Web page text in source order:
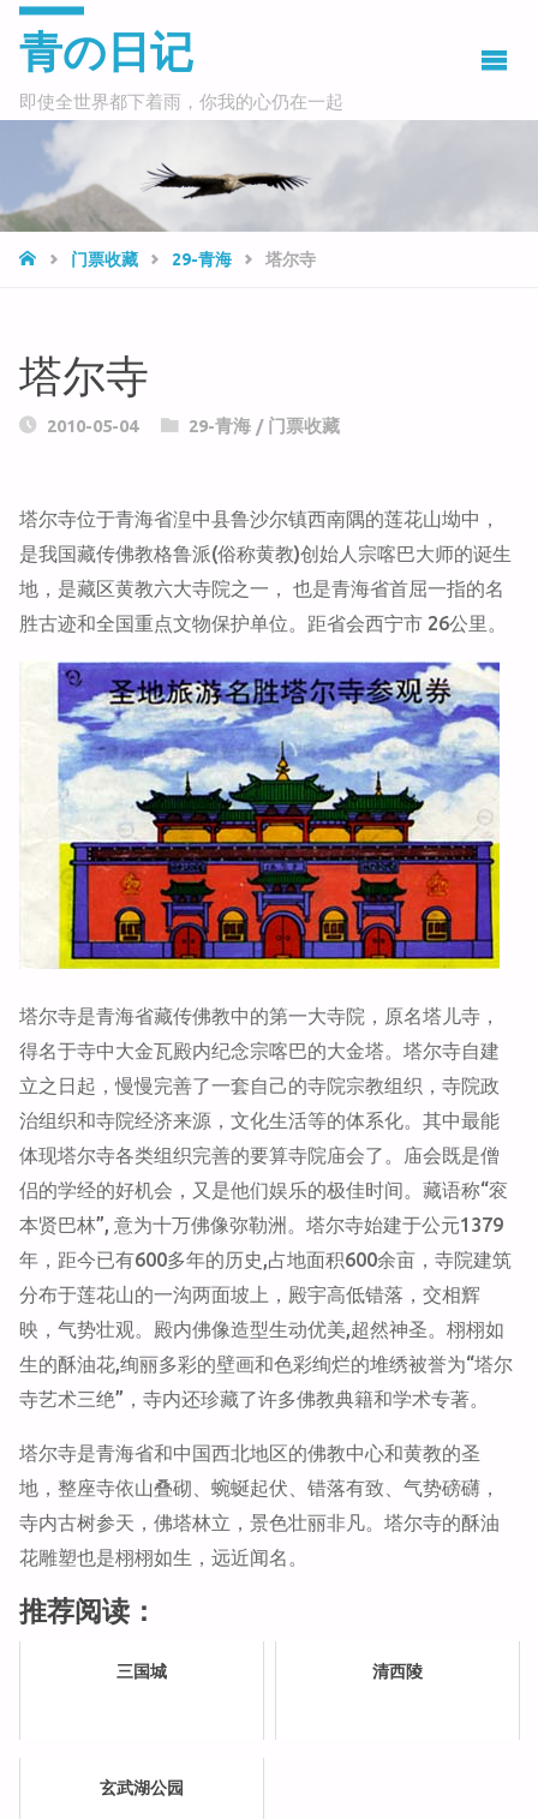
青の日记
即使全世界都下着雨，你我的心仍在一起
HOME门票收藏 29-青海 塔尔寺
塔尔寺
2010-05-04 29-青海/ 门票收藏
塔尔寺位于青海省湟中县鲁沙尔镇西南隅的莲花山坳中，
是我国藏传佛教格鲁派(俗称黄教)创始人宗喀巴大师的诞生
地，是藏区黄教六大寺院之一， 也是青海省首屈一指的名
胜古迹和全国重点文物保护单位。距省会西宁市 26公里。
塔尔寺是青海省藏传佛教中的第一大寺院，原名塔儿寺，
得名于寺中大金瓦殿内纪念宗喀巴的大金塔。塔尔寺自建
立之日起，慢慢完善了一套自己的寺院宗教组织，寺院政
治组织和寺院经济来源，文化生活等的体系化。其中最能
体现塔尔寺各类组织完善的要算寺院庙会了。庙会既是僧
侣的学经的好机会，又是他们娱乐的极佳时间。藏语称“衮
本贤巴林”, 意为十万佛像弥勒洲。塔尔寺始建于公元1379
年，距今已有600多年的历史,占地面积600余亩，寺院建筑
分布于莲花山的一沟两面坡上，殿宇高低错落，交相辉
映，气势壮观。殿内佛像造型生动优美,超然神圣。栩栩如
生的酥油花,绚丽多彩的壁画和色彩绚烂的堆绣被誉为“塔尔
寺艺术三绝”，寺内还珍藏了许多佛教典籍和学术专著。
塔尔寺是青海省和中国西北地区的佛教中心和黄教的圣
地，整座寺依山叠砌、蜿蜒起伏、错落有致、气势磅礴，
寺内古树参天，佛塔林立，景色壮丽非凡。塔尔寺的酥油
花雕塑也是栩栩如生，远近闻名。
推荐阅读：
三国城 清西陵
玄武湖公园